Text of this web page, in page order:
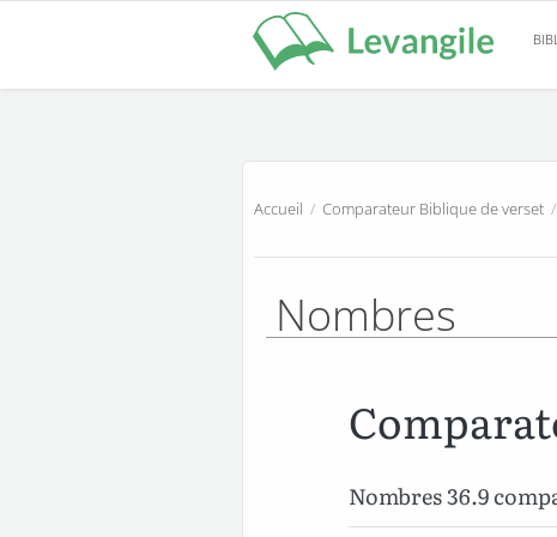
Accueil / Comparateur Biblique de verset /
Nombres
Nombres 36.9